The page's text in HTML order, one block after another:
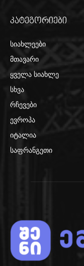
კატეგორიები
სიახლეები
მთავარი
ყველა სიახლე
სხვა
რჩევები
ევროპა
იტალია
საფრანგეთი